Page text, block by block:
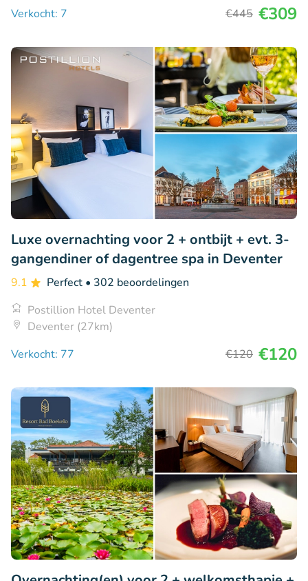
Verkocht: 7
€445 €309
Luxe overnachting voor 2 + ontbijt + evt. 3-
gangendiner of dagentree spa in Deventer
9.1 Perfect • 302 beoordelingen
Postillion Hotel Deventer
Deventer (27km)
Verkocht: 77
€120 €120